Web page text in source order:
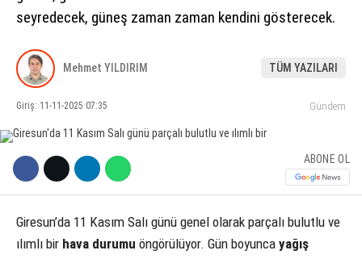
WhatsApp İhbar Hattı
Facebook
YAŞAM
SAĞLIK
KÜLTÜR SANAT
SERVISLER
seyredecek, güneş zaman zaman kendini gösterecek.
Mehmet YILDIRIM TÜM YAZILARI
Giriş: 11-11-2025 07:35 Gündem
ABONE OL
Giresun’da 11 Kasım Salı günü genel olarak parçalı bulutlu ve
ılımlı bir hava durumu öngörülüyor. Gün boyunca yağış